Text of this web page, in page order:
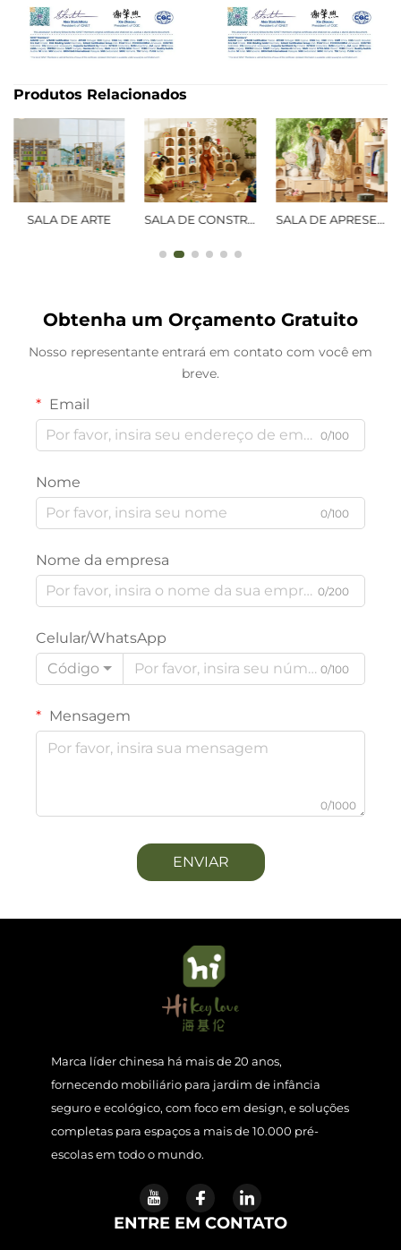
Produtos Relacionados
SALA DE APRESENTAÇÕES SALA DE LEITURA
Obtenha um Orçamento Gratuito
Nosso representante entrará em contato com você em
breve.
Email
0/100
Nome
0/100
Nome da empresa
0/200
Celular/WhatsApp
Código
0/100
Mensagem
0/1000
ENVIAR
Marca líder chinesa há mais de 20 anos,
fornecendo mobiliário para jardim de infância
seguro e ecológico, com foco em design, e soluções
completas para espaços a mais de 10.000 pré-
escolas em todo o mundo.
ENTRE EM CONTATO